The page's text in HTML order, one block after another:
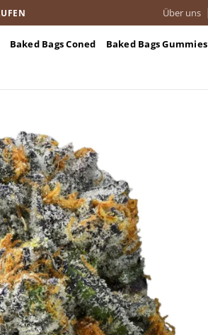
Über uns
Baked Bags Coned Baked Bags Gummies